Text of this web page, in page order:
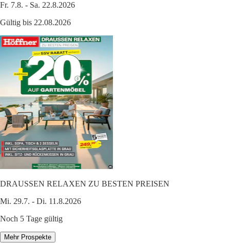
Fr. 7.8. - Sa. 22.8.2026
Gültig bis 22.08.2026
DRAUSSEN RELAXEN ZU BESTEN PREISEN
Mi. 29.7. - Di. 11.8.2026
Noch 5 Tage gültig
Mehr Prospekte